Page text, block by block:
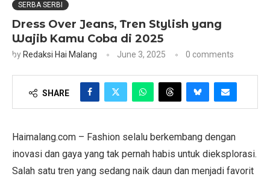
SERBA SERBI
Dress Over Jeans, Tren Stylish yang
Wajib Kamu Coba di 2025
by Redaksi Hai Malang June 3, 2025 0 comments
SHARE
Haimalang.com – Fashion selalu berkembang dengan
inovasi dan gaya yang tak pernah habis untuk dieksplorasi.
Salah satu tren yang sedang naik daun dan menjadi favorit